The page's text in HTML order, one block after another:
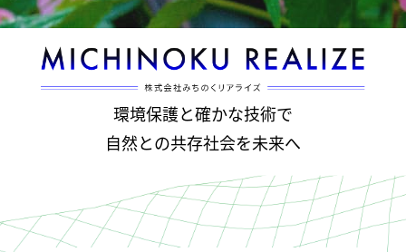
環境保護と確かな技術で
自然との共存社会を未来へ